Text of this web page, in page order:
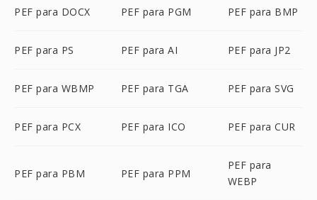
PEF para DOCX PEF para PGM PEF para BMP
PEF para PS PEF para AI PEF para JP2
PEF para WBMP PEF para TGA PEF para SVG
PEF para PCX PEF para ICO PEF para CUR
PEF para PBM PEF para PPM
PEF para
WEBP